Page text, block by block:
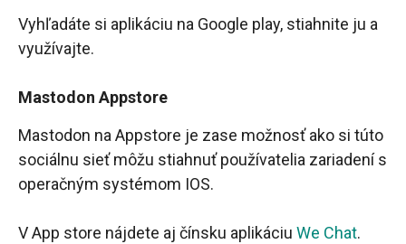
Vyhľadáte si aplikáciu na Google play, stiahnite ju a
využívajte.
Mastodon Appstore
Mastodon na Appstore je zase možnosť ako si túto
sociálnu sieť môžu stiahnuť používatelia zariadení s
operačným systémom IOS.
V App store nájdete aj čínsku aplikáciu We Chat.